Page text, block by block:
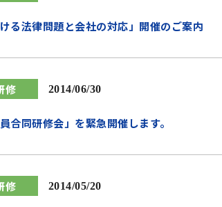
る法律問題と会社の対応」開催のご案内
修 2014/06/30
合同研修会」を緊急開催します。
修 2014/05/20